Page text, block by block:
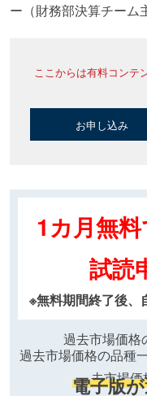
ー（財務部決算チーム
ここからは有料コンテ
お申し込み
1カ月無料
試読
※無料期間終了後、
過去市場価格
過去市場価格の品種
去市場
電子版